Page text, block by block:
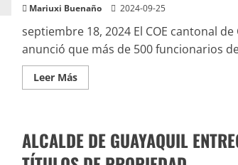
Mariuxi Buenaño 2024-09-25
septiembre 18, 2024 El COE cantonal de
anunció que más de 500 funcionarios
Leer Más
ALCALDE DE GUAYAQUIL